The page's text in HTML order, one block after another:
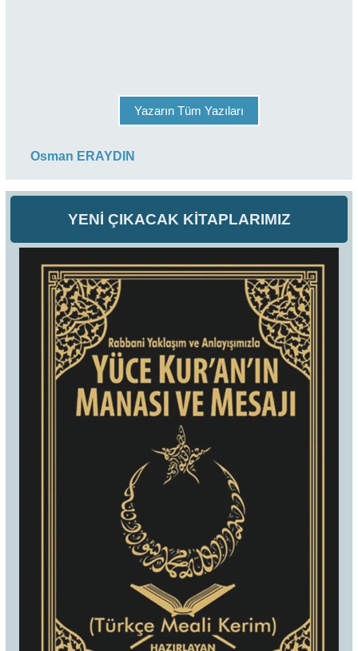
YENİ ÇIKACAK KİTAPLARIMIZ
Yazarın Tüm Yazıları
Osman ERAYDIN